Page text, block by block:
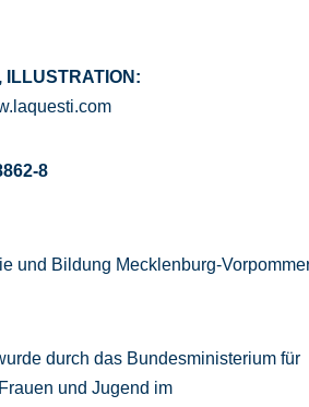
ILLUSTRATION:
8
und Bildung Mecklenburg-
durch das Bundesministerium für
und Jugend im